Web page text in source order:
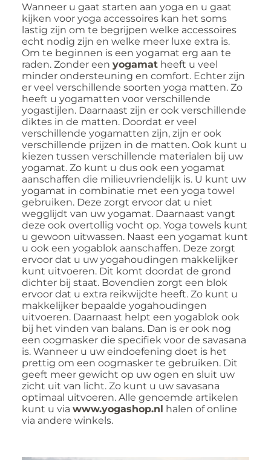
Wanneer u gaat starten aan yoga en u gaat
kijken voor yoga accessoires kan het soms
lastig zijn om te begrijpen welke accessoires
echt nodig zijn en welke meer luxe extra is.
Om te beginnen is een yogamat erg aan te
raden. Zonder een yogamat heeft u veel
minder ondersteuning en comfort. Echter zijn
er veel verschillende soorten yoga matten. Zo
heeft u yogamatten voor verschillende
yogastijlen. Daarnaast zijn er ook verschillende
diktes in de matten. Doordat er veel
verschillende yogamatten zijn, zijn er ook
verschillende prijzen in de matten. Ook kunt u
kiezen tussen verschillende materialen bij uw
yogamat. Zo kunt u dus ook een yogamat
aanschaffen die milieuvriendelijk is. U kunt uw
yogamat in combinatie met een yoga towel
gebruiken. Deze zorgt ervoor dat u niet
wegglijdt van uw yogamat. Daarnaast vangt
deze ook overtollig vocht op. Yoga towels kunt
u gewoon uitwassen. Naast een yogamat kunt
u ook een yogablok aanschaffen. Deze zorgt
ervoor dat u uw yogahoudingen makkelijker
kunt uitvoeren. Dit komt doordat de grond
dichter bij staat. Bovendien zorgt een blok
ervoor dat u extra reikwijdte heeft. Zo kunt u
makkelijker bepaalde yogahoudingen
uitvoeren. Daarnaast helpt een yogablok ook
bij het vinden van balans. Dan is er ook nog
een oogmasker die specifiek voor de savasana
is. Wanneer u uw eindoefening doet is het
prettig om een oogmasker te gebruiken. Dit
geeft meer gewicht op uw ogen en sluit uw
zicht uit van licht. Zo kunt u uw savasana
optimaal uitvoeren. Alle genoemde artikelen
kunt u via www.yogashop.nl halen of online
via andere winkels.